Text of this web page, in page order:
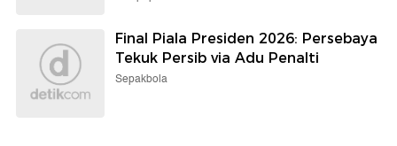
Final Piala Presiden 2026: Persebaya
Tekuk Persib via Adu Penalti
Sepakbola